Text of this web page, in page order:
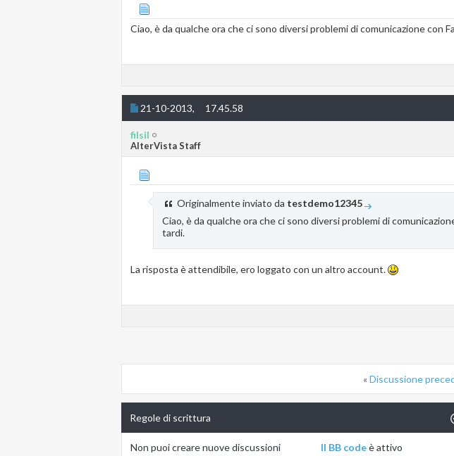
Ciao, è da qualche ora che ci sono diversi problemi di comunicazione
21-10-2013, 17.45.58
filsil
AlterVista Staff
Originalmente inviato da testdemo12345
Ciao, è da qualche ora che ci sono diversi problemi di
tardi.
La risposta è attendibile, ero loggato con un altro account.
«Discussione
Regole di scrittura
Non puoicreare nuove discussioni
Il BB codeèattivo